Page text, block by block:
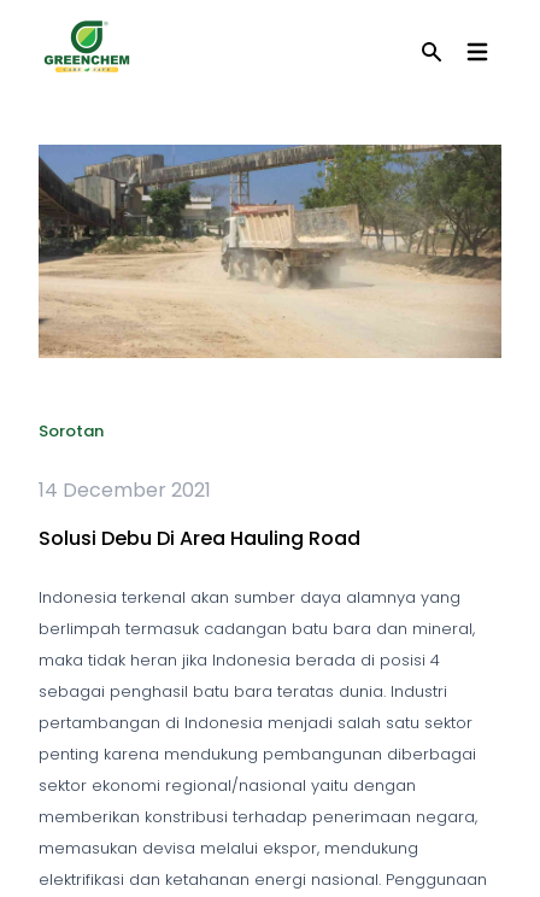
Sorotan
14 December 2021
Solusi Debu Di Area Hauling Road
Indonesia terkenal akan sumber daya alamnya yang
berlimpah termasuk cadangan batu bara dan mineral,
maka tidak heran jika Indonesia berada di posisi 4
sebagai penghasil batu bara teratas dunia. Industri
pertambangan di Indonesia menjadi salah satu sektor
penting karena mendukung pembangunan diberbagai
sektor ekonomi regional/nasional yaitu dengan
memberikan konstribusi terhadap penerimaan negara,
memasukan devisa melalui ekspor, mendukung
elektrifikasi dan ketahanan energi nasional. Penggunaan